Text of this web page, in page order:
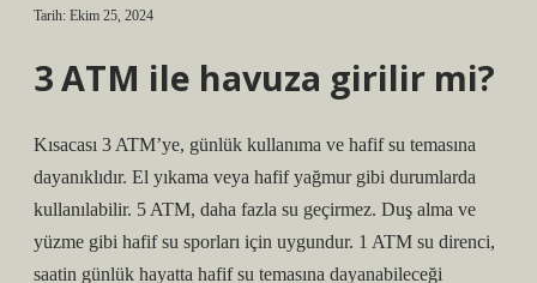
Tarih: Ekim 25, 2024
3 ATM ile havuza girilir mi?
Kısacası 3 ATM’ye, günlük kullanıma ve hafif su temasına
dayanıklıdır. El yıkama veya hafif yağmur gibi durumlarda
kullanılabilir. 5 ATM, daha fazla su geçirmez. Duş alma ve
yüzme gibi hafif su sporları için uygundur. 1 ATM su direnci,
saatin günlük hayatta hafif su temasına dayanabileceği